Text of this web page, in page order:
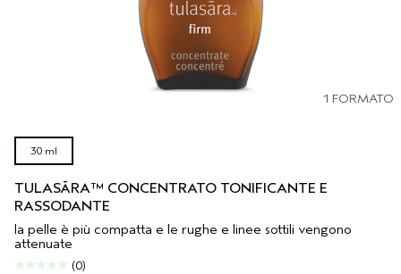
1 FORMATO
30 ml
TULASĀRA™ CONCENTRATO TONIFICANTE E
RASSODANTE
la pelle è più compatta e le rughe e linee sottili vengono
attenuate
(0)